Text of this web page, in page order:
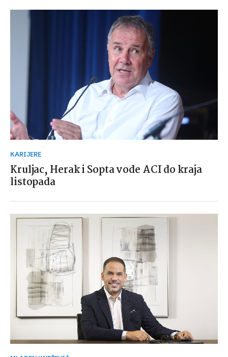
KARIJERE
Kruljac, Herak i Sopta vode ACI do kraja
listopada